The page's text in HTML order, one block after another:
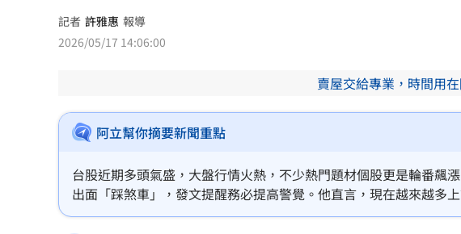
高希均教授90歲逝！「白吃午餐」秘密曝光
父親節旅遊被打亂！白海豚逼近2地區炸雨
肥大叔猝逝曾自嘲更生人！創年收破億品牌 12:26
徐莉玲槓王菲案外案 5566小刀驚爆離婚
通緝犯拒檢狂飆街頭！撞斷平交道柵欄逃亡 12:24
中國攻台非解放軍？外媒點名2破口！ 12:23
記者 許雅惠 報導
2026/05/17 14:06:00
賣屋交給專業，時間用
阿立幫你摘要新聞重點
台股近期多頭氣盛，大盤行情火熱，不少熱門題材個股更是輪番飆
出面「踩煞車」，發文提醒務必提高警覺。他直言，現在越來越多
化帳面獲利。他警告，若企業的業外收益全是靠「炒股」而來，絕